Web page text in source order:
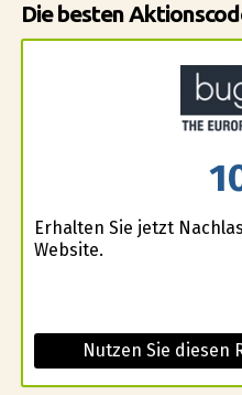
Die besten
Erhalten Sie jetzt
Website.
Nutzen Sie diesen